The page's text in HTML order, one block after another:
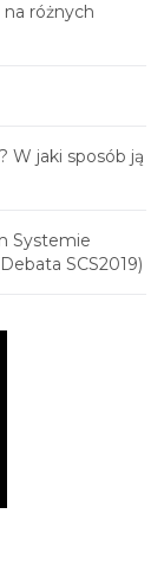
różnych
W jaki sposób ją
Systemie
SCS2019)